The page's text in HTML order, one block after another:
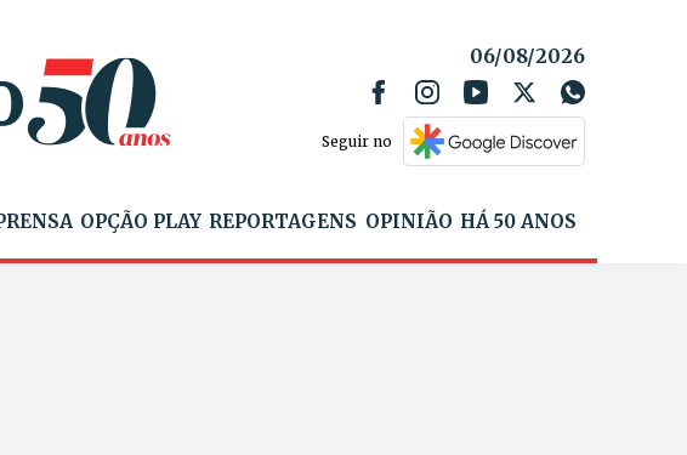
06/08/2026
Seguir no
OPÇÃO PLAY REPORTAGENS OPINIÃO HÁ 50 ANOS